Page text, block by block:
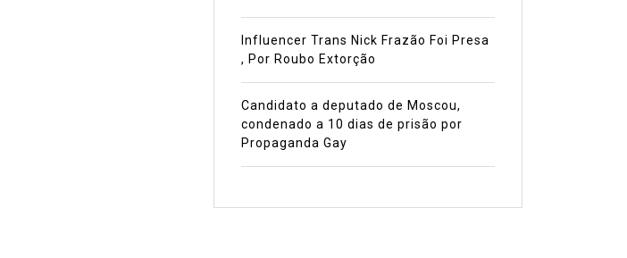
Influencer Trans Nick Frazão Foi Presa
, Por Roubo Extorção
Candidato a deputado de Moscou,
condenado a 10 dias de prisão por
Propaganda Gay